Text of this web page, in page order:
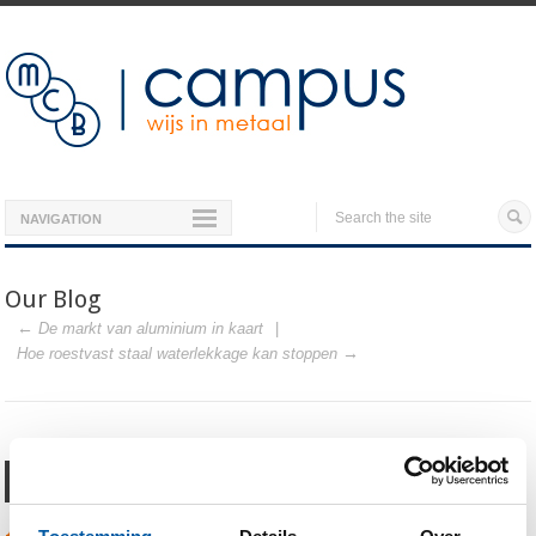
NAVIGATION
Our Blog
De markt van aluminium in kaart
Hoe roestvast staal waterlekkage kan stoppen
“We kunnen de kennis van de
MCB Campus meteen